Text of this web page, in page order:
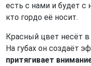
есть с нами и будет с
кто гордо её носит.
Красный цвет несёт в
На губах он создаёт
притягивает